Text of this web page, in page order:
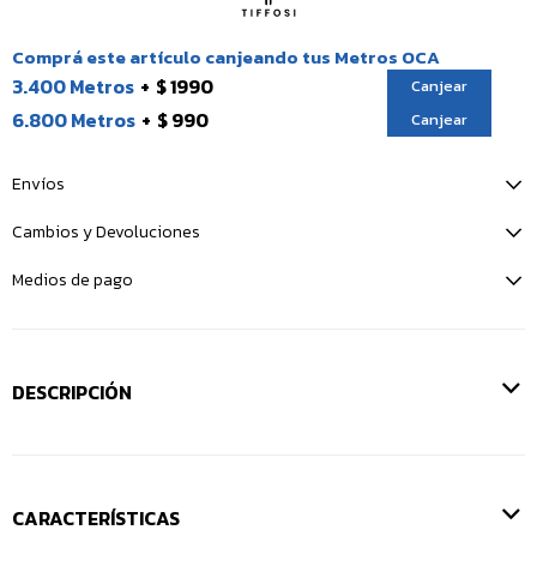
Comprá este artículo canjeando tus Metros OCA
3.400 Metros $ 1990 Canjear
6.800 Metros $ 990 Canjear
Envíos
Cambios y Devoluciones
Medios de pago
DESCRIPCIÓN
CARACTERÍSTICAS